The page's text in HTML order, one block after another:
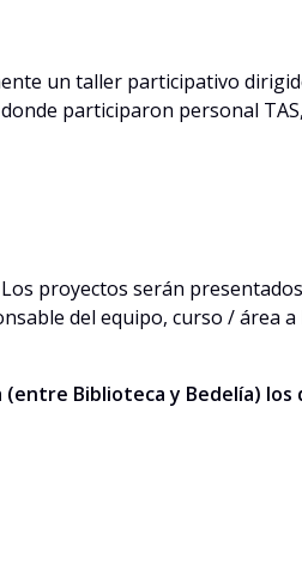
un taller participativo
participaron personal
proyectos serán
del equipo, curso / área
(entre Biblioteca y Bedelía) los